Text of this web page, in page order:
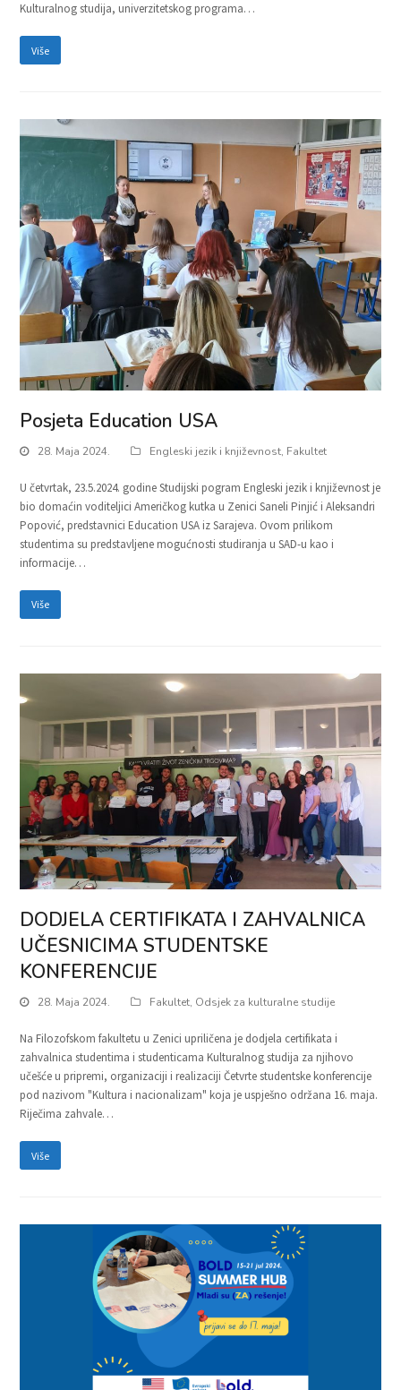
Kulturalnog studija, univerzitetskog programa…
Više
Posjeta Education USA
28. Maja 2024. Engleski jezik i književnost, Fakultet
U četvrtak, 23.5.2024. godine Studijski pogram Engleski jezik i književnost je
bio domaćin voditeljici Američkog kutka u Zenici Saneli Pinjić i Aleksandri
Popović, predstavnici Education USA iz Sarajeva. Ovom prilikom
studentima su predstavljene mogućnosti studiranja u SAD-u kao i
informacije…
Više
DODJELA CERTIFIKATA I ZAHVALNICA
UČESNICIMA STUDENTSKE
KONFERENCIJE
28. Maja 2024. Fakultet, Odsjek za kulturalne studije
Na Filozofskom fakultetu u Zenici upriličena je dodjela certifikata i
zahvalnica studentima i studenticama Kulturalnog studija za njihovo
učešće u pripremi, organizaciji i realizaciji Četvrte studentske konferencije
pod nazivom "Kultura i nacionalizam" koja je uspješno održana 16. maja.
Riječima zahvale…
Više